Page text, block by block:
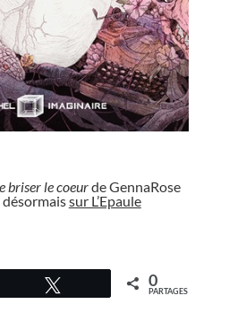
briser le coeurde GennaRose
sur L’Epaule
0
PARTAGES